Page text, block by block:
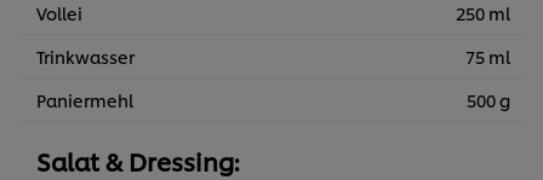
Vollei
250 ml
Trinkwasser
75 ml
Paniermehl
500 g
Salat & Dressing: